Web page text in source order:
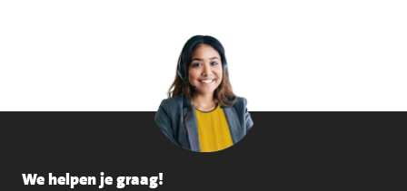
We helpen je graag!